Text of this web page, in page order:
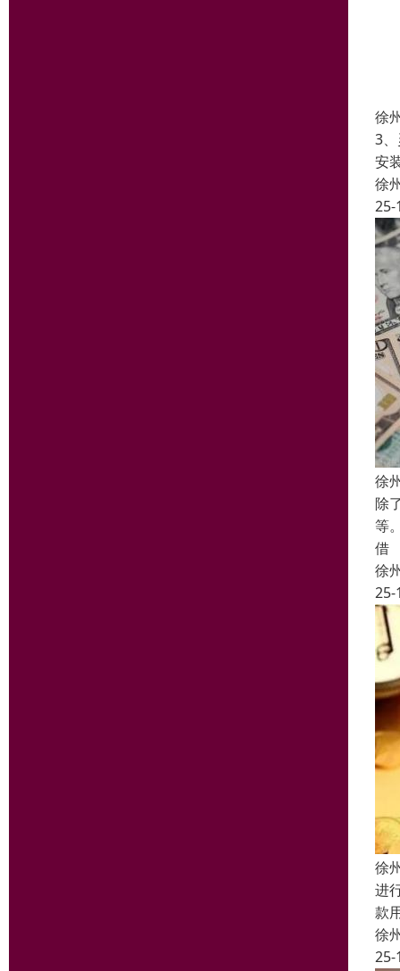
徐
3
安
徐
25-
徐
除
等
借
徐
25-
徐
进
款
徐
25-